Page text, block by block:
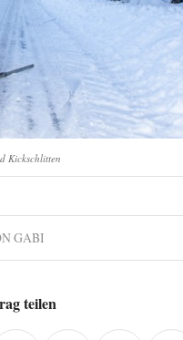
Kickschlitten
GABI
teilen